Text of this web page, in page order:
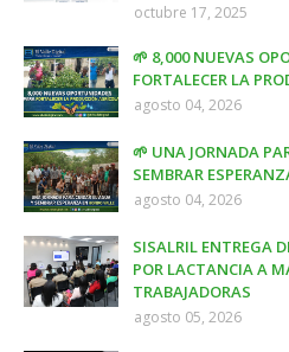
octubre 17, 2025
🌱 8,000 NUEVAS
FORTALECER LA
agosto 04, 2026
🌱 UNA JORNADA
SEMBRAR
agosto 04, 2026
SISALRIL ENTREGA
POR LACTANCIA A
TRABAJADORAS
agosto 05, 2026